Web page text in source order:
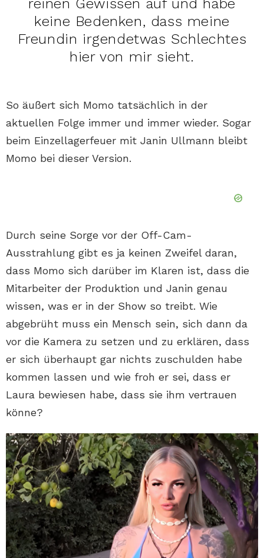
reinen Gewissen auf und habe
keine Bedenken, dass meine
Freundin irgendetwas Schlechtes
hier von mir sieht.
So äußert sich Momo tatsächlich in der
aktuellen Folge immer und immer wieder. Sogar
beim Einzellagerfeuer mit Janin Ullmann bleibt
Momo bei dieser Version.
Durch seine Sorge vor der Off-Cam-
Ausstrahlung gibt es ja keinen Zweifel daran,
dass Momo sich darüber im Klaren ist, dass die
Mitarbeiter der Produktion und Janin genau
wissen, was er in der Show so treibt. Wie
abgebrüht muss ein Mensch sein, sich dann da
vor die Kamera zu setzen und zu erklären, dass
er sich überhaupt gar nichts zuschulden habe
kommen lassen und wie froh er sei, dass er
Laura bewiesen habe, dass sie ihm vertrauen
könne?